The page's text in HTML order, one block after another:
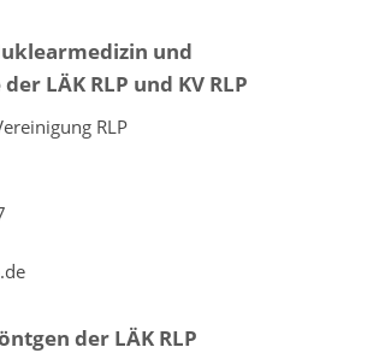
und
LÄK RLP und KV RLP
RLP
der LÄK RLP